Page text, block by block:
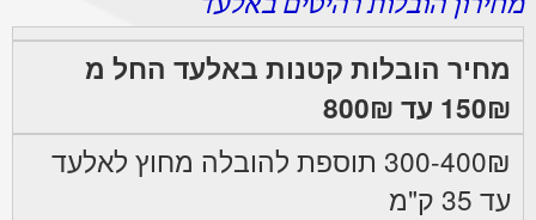
מחירון הובלות רהיטים באלעד
מחיר הובלות קטנות באלעד החל מ
150₪ עד 800₪
300-400₪ תוספת להובלה מחוץ לאלעד
עד 35 ק"מ